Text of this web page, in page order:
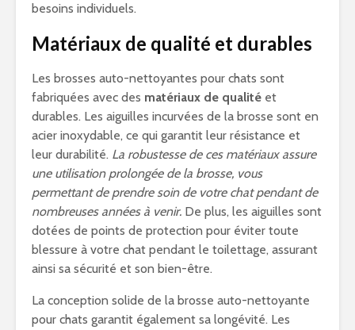
besoins individuels.
Matériaux de qualité et durables
Les brosses auto-nettoyantes pour chats sont
fabriquées avec des matériaux de qualité et
durables. Les aiguilles incurvées de la brosse sont en
acier inoxydable, ce qui garantit leur résistance et
leur durabilité. La robustesse de ces matériaux assure
une utilisation prolongée de la brosse, vous
permettant de prendre soin de votre chat pendant de
nombreuses années à venir. De plus, les aiguilles sont
dotées de points de protection pour éviter toute
blessure à votre chat pendant le toilettage, assurant
ainsi sa sécurité et son bien-être.
La conception solide de la brosse auto-nettoyante
pour chats garantit également sa longévité. Les